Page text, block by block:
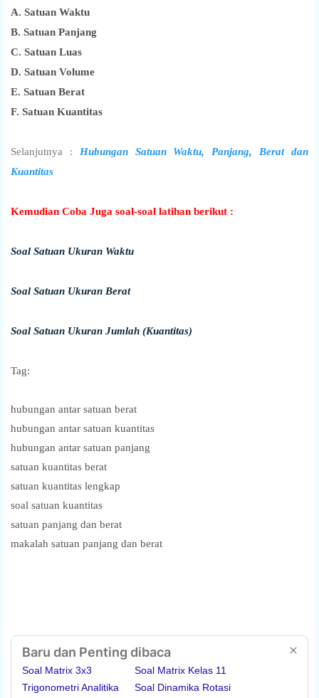
A. Satuan Waktu
B. Satuan Panjang
C. Satuan Luas
D. Satuan Volume
E. Satuan Berat
F. Satuan Kuantitas
Selanjutnya : Hubungan Satuan Waktu, Panjang, Berat dan
Kuantitas
Kemudian Coba Juga soal-soal latihan berikut :
Soal Satuan Ukuran Waktu
Soal Satuan Ukuran Berat
Soal Satuan Ukuran Jumlah (Kuantitas)
Tag:
hubungan antar satuan berat
hubungan antar satuan kuantitas
hubungan antar satuan panjang
satuan kuantitas berat
satuan kuantitas lengkap
soal satuan kuantitas
satuan panjang dan berat
makalah satuan panjang dan berat
Baru dan Penting dibaca
Soal Matrix 3x3
Trigonometri Analitika
Soal Matrix Kelas 11
Soal Dinamika Rotasi